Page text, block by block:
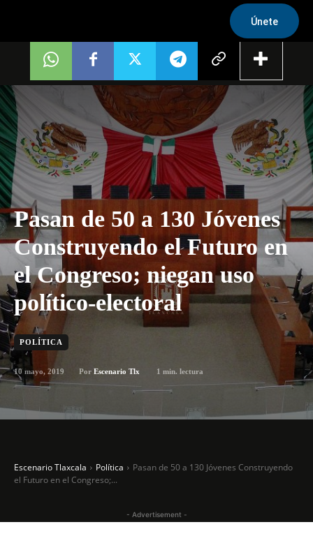
Únete
Pasan de 50 a 130 Jóvenes
Construyendo el Futuro en
el Congreso; niegan uso
político-electoral
POLÍTICA
10 mayo, 2019 Por Escenario Tlx 1 min. lectura
Escenario Tlaxcala Política
Pasan de 50 a 130 Jóvenes Construyendo
el Futuro en el Congreso;...
- Advertisement -